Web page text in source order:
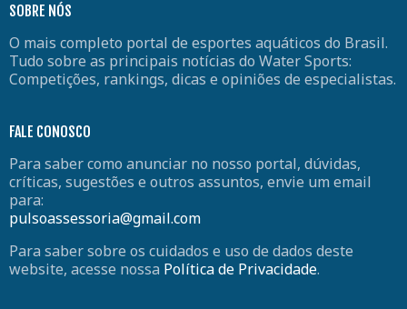
SOBRE NÓS
O mais completo portal de esportes aquáticos do Brasil.
Tudo sobre as principais notícias do Water Sports:
Competições, rankings, dicas e opiniões de especialistas.
FALE CONOSCO
Para saber como anunciar no nosso portal, dúvidas,
críticas, sugestões e outros assuntos, envie um email
para:
pulsoassessoria@gmail.com
Para saber sobre os cuidados e uso de dados deste
website, acesse nossa Política de Privacidade.